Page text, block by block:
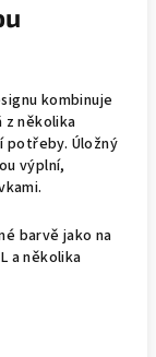
kombinuje
z několika
Úložný
výplní,
barvě jako na
a několika